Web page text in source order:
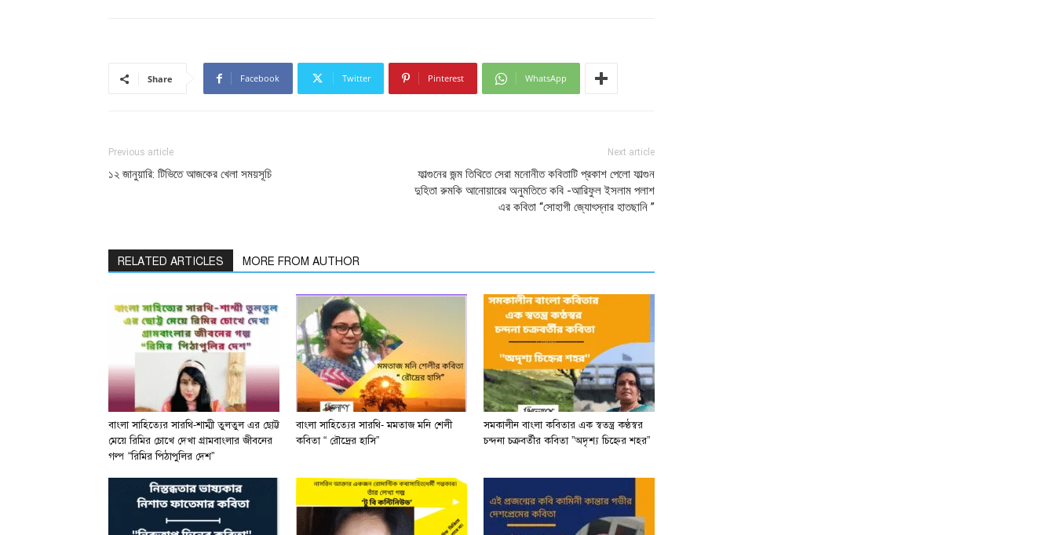
Share Facebook Twitter Pinterest WhatsApp
Previous article
১২ জানুয়ারি: টিভিতে আজকের খেলা সময়সূচি
Next article
ফাল্গুনের জন্ম তিথিতে সেরা মনোনীত কবিতাটি প্রকাশ পেলো ফাল্গুন
দুহিতা রুমকি আনোয়ারের অনুমতিতে কবি -আরিফুল ইসলাম পলাশ
এর কবিতা “সোহাগী জ্যোৎস্নার হাতছানি ”
RELATED ARTICLES MORE FROM AUTHOR
বাংলা সাহিত্যের সারথি-শাম্মী তুলতুল এর ছোট্ট
মেয়ে রিমির চোখে দেখা গ্রামবাংলার জীবনের
গল্প “রিমির পিঠাপুলির দেশ”
বাংলা সাহিত্যের সারথি- মমতাজ মনি শেলী
কবিতা “ রৌদ্রের হাসি”
সমকালীন বাংলা কবিতার এক স্বতন্ত্র কণ্ঠস্বর
চন্দনা চক্রবর্তীর কবিতা ”অদৃশ্য চিহ্নের শহর”